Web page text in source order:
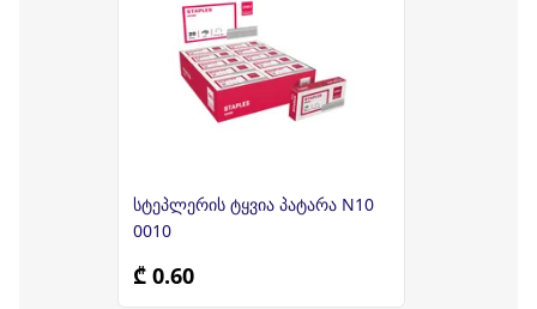
სტეპლერის ტყვია პატარა N10
0010
₾ 0.60